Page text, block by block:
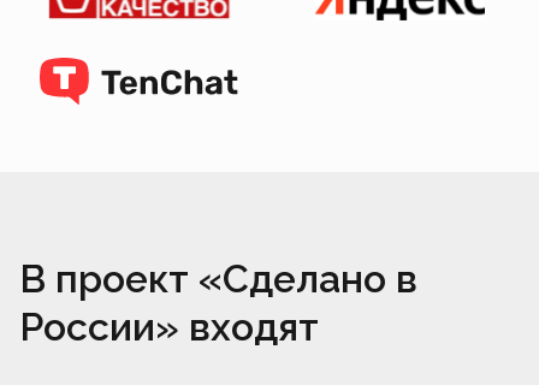
В проект «Сделано в
России» входят